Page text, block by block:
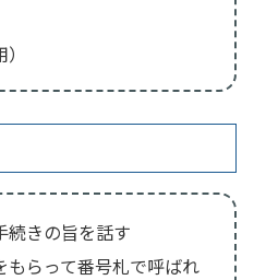
続きの旨を話す
らって番号札で呼ばれ